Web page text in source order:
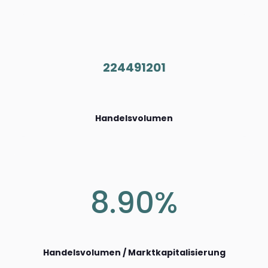
224491201
Handelsvolumen
8.90%
Handelsvolumen / Marktkapitalisierung